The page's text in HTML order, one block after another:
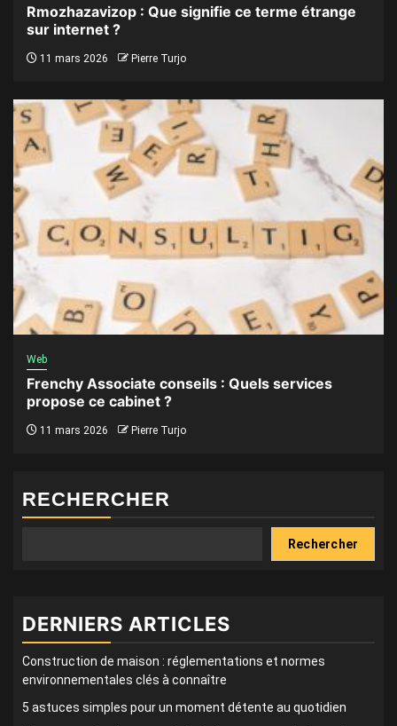
Rmozhazavizop : Que signifie ce terme étrange
sur internet ?
11 mars 2026 Pierre Turjo
Web
Frenchy Associate conseils : Quels services
propose ce cabinet ?
11 mars 2026 Pierre Turjo
RECHERCHER
Rechercher
DERNIERS ARTICLES
Construction de maison : réglementations et normes
environnementales clés à connaître
5 astuces simples pour un moment détente au quotidien